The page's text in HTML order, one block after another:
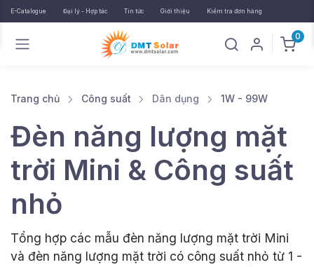
E-Catalogue Đại lý - Hợp tác Tin tức Giới thiệu Kiểm tra đơn hàng
0
Trang chủ Công suất Dân dụng 1W - 99W
Đèn năng lượng mặt
trời Mini & Công suất
nhỏ
Tổng hợp các mẫu đèn năng lượng mặt trời Mini
và đèn năng lượng mặt trời có công suất nhỏ từ 1 -